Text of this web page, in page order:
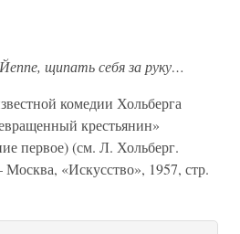
щипать себя за руку…
комедии Хольберга
крестьянин»
первое) (см. Л. Хольберг.
«Искусство», 1957, стр.